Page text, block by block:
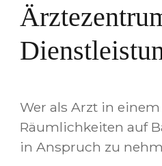
Wer als Arzt in
Räumlichkeiten auf
in Anspruch zu